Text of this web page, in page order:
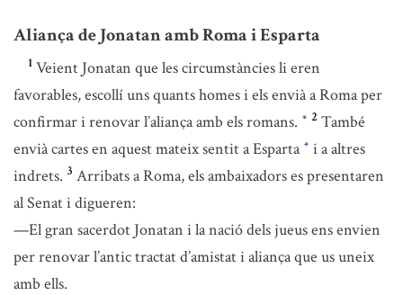
Aliança de Jonatan amb Roma i Esparta
1 Veient Jonatan que les circumstàncies li eren
favorables, escollí uns quants homes i els envià a Roma per
confirmar i renovar l’aliança amb els romans. * 2 També
envià cartes en aquest mateix sentit a Esparta * i a altres
indrets. 3 Arribats a Roma, els ambaixadors es presentaren
al Senat i digueren:
—El gran sacerdot Jonatan i la nació dels jueus ens envien
per renovar l’antic tractat d’amistat i aliança que us uneix
amb ells.